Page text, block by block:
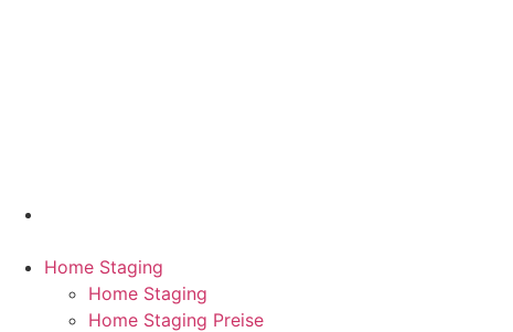
Home Staging
Home Staging
Home Staging Preise